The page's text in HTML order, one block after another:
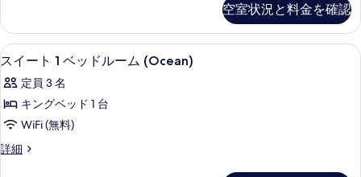
る
ド
1
台
オ
ー
シ
ャ
ン
グ
ベ
ド
オ
ー
シ
空室状況と料金を確認
ス
イ
ー
ト
ベ
高級寝具、セーフティボックス (室
4
スイート 1 ベッドルーム (Ocean)
定員 3 名
キングベッド 1 台
WiFi (無料)
詳細
ス